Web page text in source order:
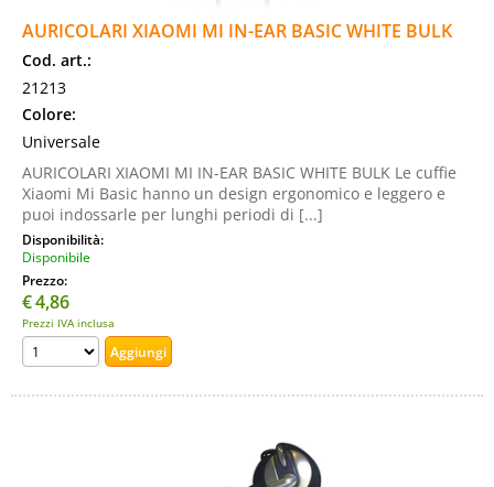
AURICOLARI XIAOMI MI IN-EAR BASIC WHITE BULK
Cod. art.:
21213
Colore:
Universale
AURICOLARI XIAOMI MI IN-EAR BASIC WHITE BULK Le cuffie
Xiaomi Mi Basic hanno un design ergonomico e leggero e
puoi indossarle per lunghi periodi di [...]
Disponibilità:
Disponibile
Prezzo:
€4,86
Prezzi IVA inclusa